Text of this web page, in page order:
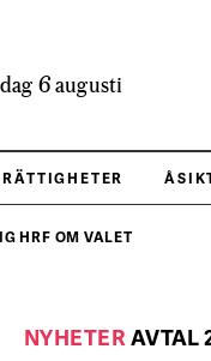
6 augusti
HRF OM VALET
NYHETERAVTAL